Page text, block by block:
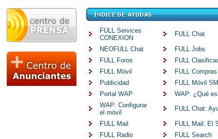
FULL Services
CONEXION
FULL Chat
NEOFULL Chat
FULL Jobs
FULL Foros
FULL
FULL Móvil
FULL Compras
Publicidad
FULL Móvil
Portal WAP
WAP: ¿Qué
WAP: Configurar
el móvil
FULL Chat:
FULL Mail
FULL Mail: El
FULL Radio
FULL Search